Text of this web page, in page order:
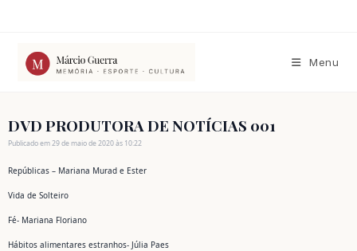
conteúdo
Menu
DVD PRODUTORA DE NOTÍCIAS 001
Publicado em 29 de maio de 2020 às 10:22
Repúblicas – Mariana Murad e Ester
Vida de Solteiro
Fé- Mariana Floriano
Hábitos alimentares estranhos- Júlia Paes